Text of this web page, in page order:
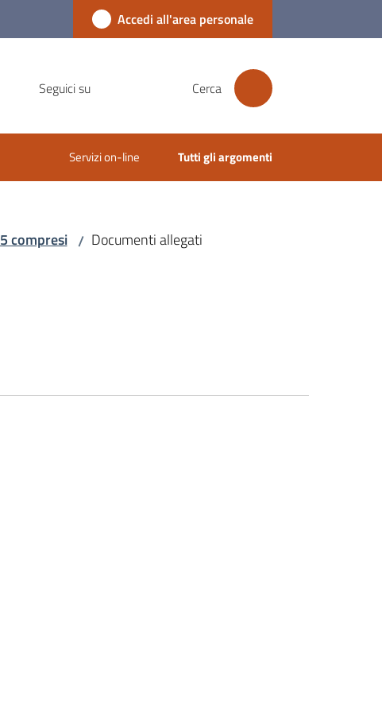
Accedi all'area personale
Seguici su Cerca
Servizi on-line Tutti gli argomenti
compresi / Documenti allegati